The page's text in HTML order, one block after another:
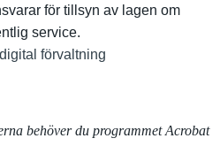
för tillsyn av lagen om
service.
förvaltning
behöver du programmet Acrobat